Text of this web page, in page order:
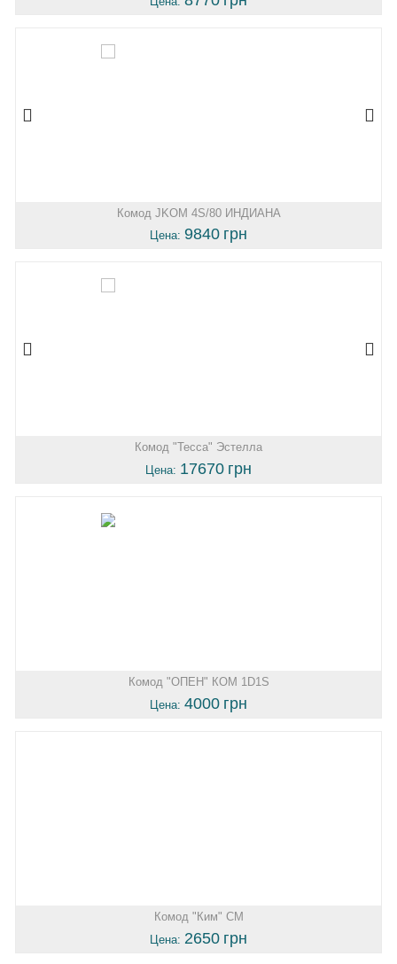
Комод JKOM 4S/80 ИНДИАНА
Цена: 9840 грн
Комод "Тесса" Эстелла
Цена: 17670 грн
Комод "ОПЕН" КОМ 1D1S
Цена: 4000 грн
Комод "Ким" СМ
Цена: 2650 грн